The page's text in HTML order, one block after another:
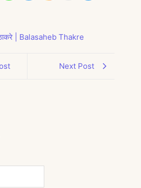
ठाकरे | Balasaheb Thakre
Next Post